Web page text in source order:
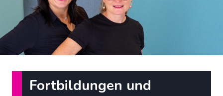
Fortbildungen und